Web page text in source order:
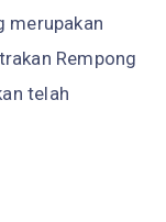
merupakan
Rempong
telah